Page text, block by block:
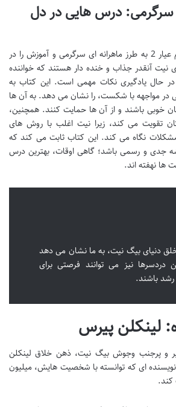
درس هایی در دل
بیگ نیت، دردسرساز تمام عیار 2 به طرز ماهرانه ای سرگرمی و آموزش را در
نیت آنقدر جذاب و خنده دار هستند که خواننده
حال یادگیری نکات مهمی است. این کتاب به
در مواجهه با شکست، را نشان می دهد. به آن ها
خوبی باشند و از آن ها حمایت کنند. همچنین،
تقویت می کند، زیرا نیت اغلب با روش های
مشکلات نگاه می کند. این کتاب ثابت می کند که
جدی و رسمی باشد؛ گاهی اوقات، بهترین درس
ها نهفته اند.
دنیای بیگ نیت، به ما نشان می دهد
دردسرها نیز می توانند فرصتی برای
رشد باشند.
لینکلن پیرس
و پرجنب وجوش بیگ نیت، ذهن خلاق لینکلن
نویسنده ای که توانسته با شخصیت هایش، میلیون
کند.